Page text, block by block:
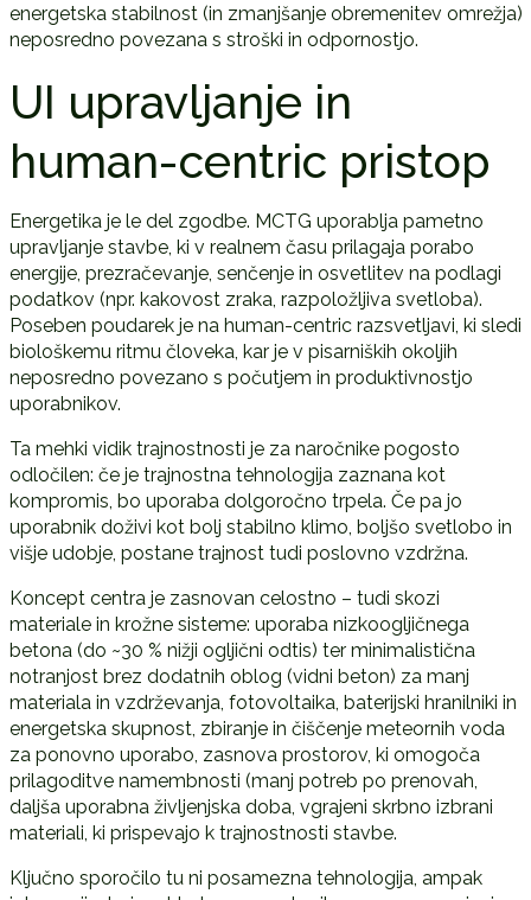
energetska stabilnost (in zmanjšanje obremenitev omrežja)
neposredno povezana s stroški in odpornostjo.
UI upravljanje in
human-centric pristop
Energetika je le del zgodbe. MCTG uporablja pametno
upravljanje stavbe, ki v realnem času prilagaja porabo
energije, prezračevanje, senčenje in osvetlitev na podlagi
podatkov (npr. kakovost zraka, razpoložljiva svetloba).
Poseben poudarek je na human-centric razsvetljavi, ki sledi
biološkemu ritmu človeka, kar je v pisarniških okoljih
neposredno povezano s počutjem in produktivnostjo
uporabnikov.
Ta mehki vidik trajnostnosti je za naročnike pogosto
odločilen: če je trajnostna tehnologija zaznana kot
kompromis, bo uporaba dolgoročno trpela. Če pa jo
uporabnik doživi kot bolj stabilno klimo, boljšo svetlobo in
višje udobje, postane trajnost tudi poslovno vzdržna.
Koncept centra je zasnovan celostno – tudi skozi
materiale in krožne sisteme: uporaba nizkoogljičnega
betona (do ~30 % nižji ogljični odtis) ter minimalistična
notranjost brez dodatnih oblog (vidni beton) za manj
materiala in vzdrževanja, fotovoltaika, baterijski hranilniki in
energetska skupnost, zbiranje in čiščenje meteornih voda
za ponovno uporabo, zasnova prostorov, ki omogoča
prilagoditve namembnosti (manj potreb po prenovah,
daljša uporabna življenjska doba, vgrajeni skrbno izbrani
materiali, ki prispevajo k trajnostnosti stavbe.
Ključno sporočilo tu ni posamezna tehnologija, ampak